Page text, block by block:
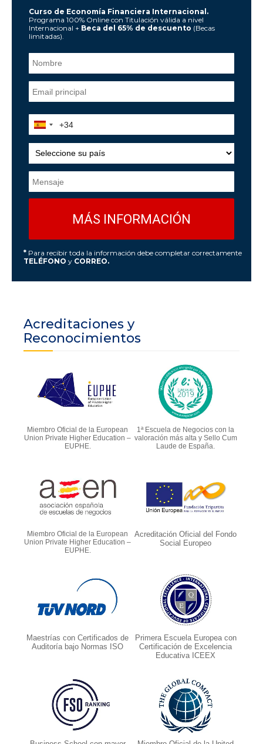
Curso de Economía Financiera Internacional.
Programa 100% Online con Titulación válida a nivel
Internacional + Beca del 65% de descuento (Becas
limitadas).
* Para recibir toda la información debe completar correctamente
TELÉFONO y CORREO.
Acreditaciones y
Reconocimientos
Miembro Oficial de la European
Union Private Higher Education –
EUPHE.
1ª Escuela de Negocios con la
valoración más alta y Sello Cum
Laude de España.
Miembro Oficial de la European
Union Private Higher Education –
EUPHE.
Acreditación Oficial del Fondo
Social Europeo
Maestrías con Certificados de
Auditoría bajo Normas ISO
Primera Escuela Europea con
Certificación de Excelencia
Educativa ICEEX